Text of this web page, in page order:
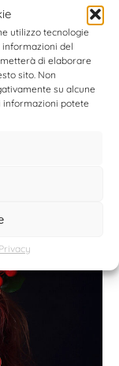
utilizzo tecnologie
del
di elaborare
sito. Non
su alcune
informazioni potete